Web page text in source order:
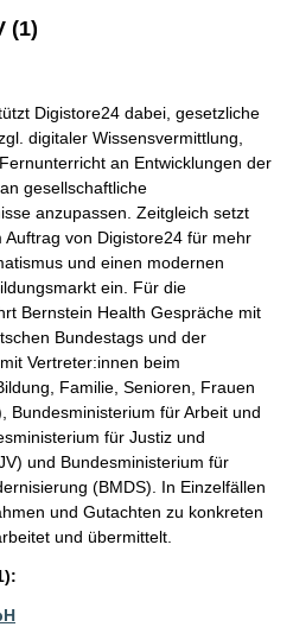
(1)
Digistore24 dabei, gesetzliche
digitaler Wissensvermittlung,
an Entwicklungen der
gesellschaftliche
anzupassen. Zeitgleich setzt
Auftrag von Digistore24 für mehr
und einen modernen
ein. Für die
Bernstein Health Gespräche mit
Bundestags und der
Vertreter:innen beim
Familie, Senioren, Frauen
Bundesministerium für Arbeit und
für Justiz und
und Bundesministerium für
(BMDS). In Einzelfällen
und Gutachten zu konkreten
und übermittelt.